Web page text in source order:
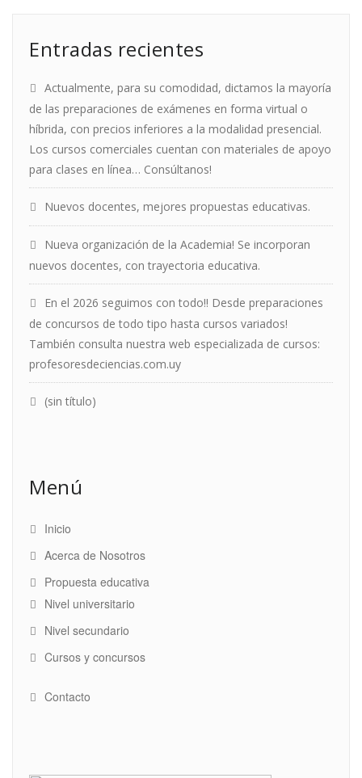
Entradas recientes
Actualmente, para su comodidad, dictamos la mayoría
de las preparaciones de exámenes en forma virtual o
híbrida, con precios inferiores a la modalidad presencial.
Los cursos comerciales cuentan con materiales de apoyo
para clases en línea… Consúltanos!
Nuevos docentes, mejores propuestas educativas.
Nueva organización de la Academia! Se incorporan
nuevos docentes, con trayectoria educativa.
En el 2026 seguimos con todo!! Desde preparaciones
de concursos de todo tipo hasta cursos variados!
También consulta nuestra web especializada de cursos:
profesoresdeciencias.com.uy
(sin título)
Menú
Inicio
Acerca de Nosotros
Propuesta educativa
Nivel universitario
Nivel secundario
Cursos y concursos
Contacto